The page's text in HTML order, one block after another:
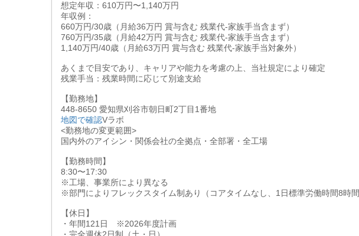
想定年収：610万円〜1,140万円
年収例：
660万円/30歳（月給36万円 賞与含む 残業代-家族手当含まず）
760万円/35歳（月給42万円 賞与含む 残業代-家族手当含まず）
1,140万円/40歳（月給63万円 賞与含む 残業代-家族手当対象外）
あくまで目安であり、キャリアや能力を考慮の上、当社規定により確定
残業手当：残業時間に応じて別途支給
【勤務地】
448-8650 愛知県刈谷市朝日町2丁目1番地
地図で確認Vラボ
<勤務地の変更範囲>
国内外のアイシン・関係会社の全拠点・全部署・全工場
【勤務時間】
8:30〜17:30
※工場、事業所により異なる
※部門によりフレックスタイム制あり（コアタイムなし、1日標準労働時間8時間
【休日】
・年間121日 ※2026年度計画